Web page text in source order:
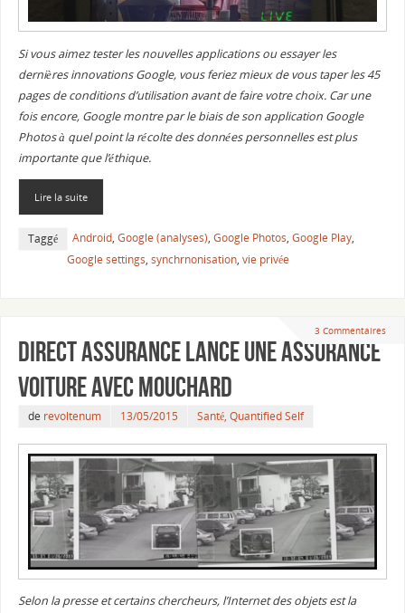
Si vous aimez tester les nouvelles applications ou essayer les
dernières innovations Google, vous feriez mieux de vous taper les 45
pages de conditions d’utilisation avant de faire votre choix. Car une
fois encore, Google montre par le biais de son application Google
Photos à quel point la récolte des données personnelles est plus
importante que l’éthique.
Lire la suite
Taggé Android, Google (analyses), Google Photos, Google Play,
Google settings, synchrnonisation, vie privée
3 Commentaires
Direct Assurance lance une assurance
voiture avec mouchard
de revoltenum 13/05/2015 Santé, Quantified Self
Selon la presse et certains chercheurs, l’Internet des objets est la